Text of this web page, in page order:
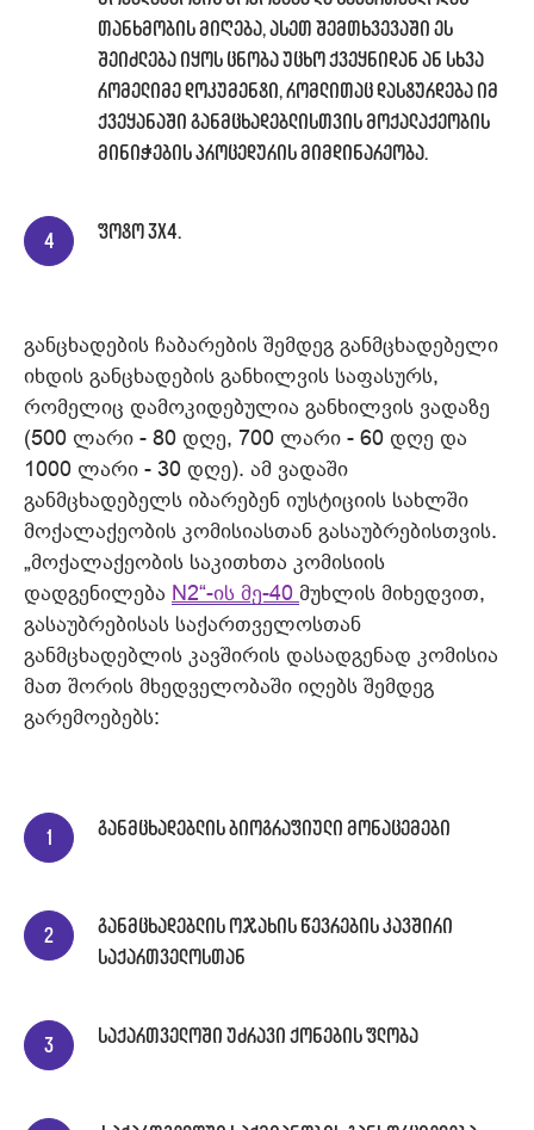
თანხმობის მიღება, ასეთ შემთხვევაში ეს
შეიძლება იყოს ცნობა უცხო ქვეყნიდან ან სხვა
რომელიმე დოკუმენტი, რომლითაც დასტურდება იმ
ქვეყანაში განმცხადებლისთვის მოქალაქეობის
მინიჭების პროცედურის მიმდინარეობა.
ფოტო 3x4.
განცხადების ჩაბარების შემდეგ განმცხადებელი
იხდის განცხადების განხილვის საფასურს,
რომელიც დამოკიდებულია განხილვის ვადაზე
(500 ლარი - 80 დღე, 700 ლარი - 60 დღე და
1000 ლარი - 30 დღე). ამ ვადაში
განმცხადებელს იბარებენ იუსტიციის სახლში
მოქალაქეობის კომისიასთან გასაუბრებისთვის.
„მოქალაქეობის საკითხთა კომისიის
დადგენილება N2“-ის მე-40 მუხლის მიხედვით,
გასაუბრებისას საქართველოსთან
განმცხადებლის კავშირის დასადგენად კომისია
მათ შორის მხედველობაში იღებს შემდეგ
გარემოებებს:
განმცხადებლის ბიოგრაფიული მონაცემები
განმცხადებლის ოჯახის წევრების კავშირი
საქართველოსთან
საქართველოში უძრავი ქონების ფლობა